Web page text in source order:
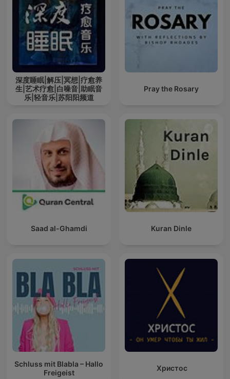
深度睡眠|解压|冥想|疗愈养
生|艺术疗愈|白噪音|助眠音
乐|轻音乐|苏阳阳频道
Pray the Rosary
Saad al-Ghamdi Kuran Dinle
Schluss mit Blabla – Hallo
Freigeist
Христос